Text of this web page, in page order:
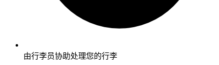
由行李员协助处理您的行李